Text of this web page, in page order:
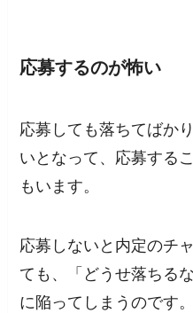
応募するのが怖い
応募しても落ちてばか
いとなって、応募する
もいます。
応募しないと内定のチ
ても、「どうせ落ちる
に陥ってしまうのです。